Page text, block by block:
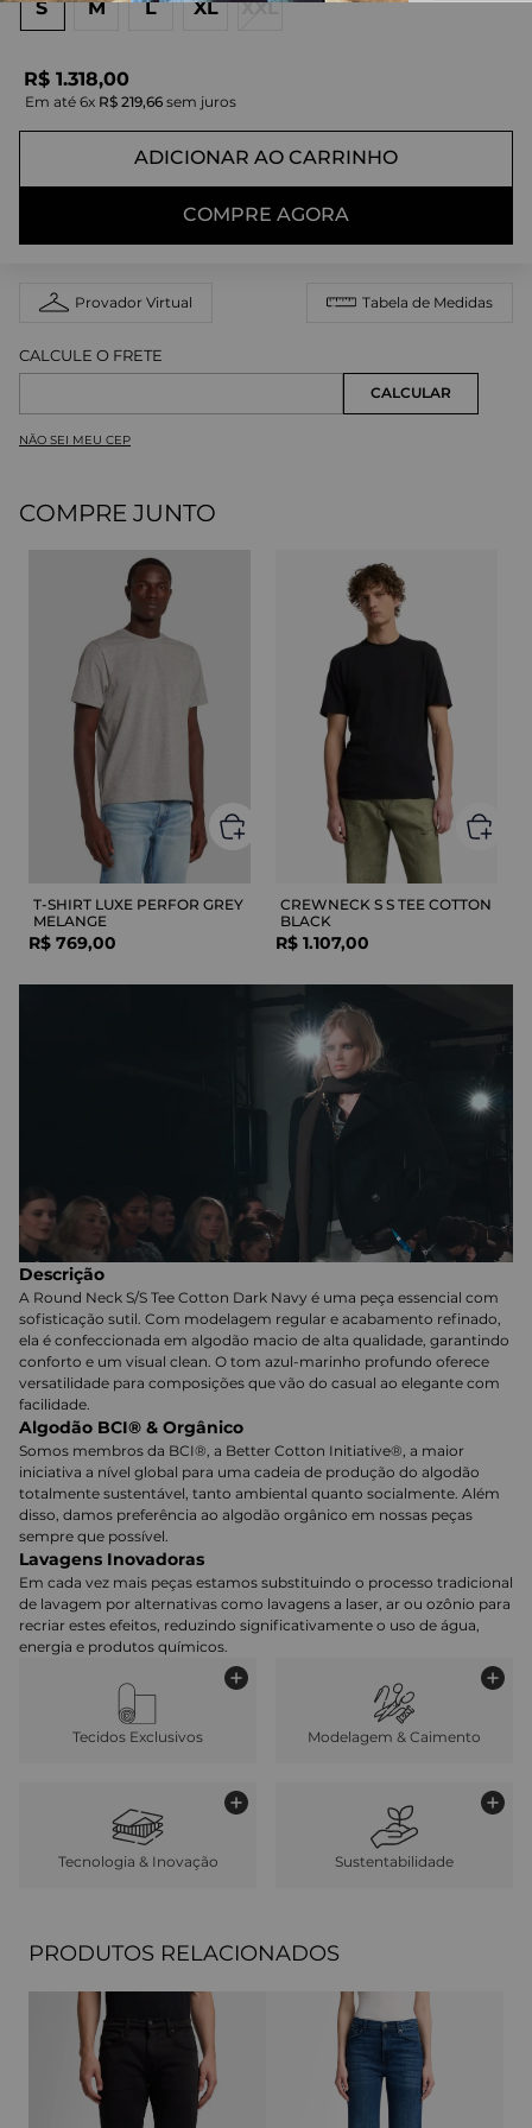
S M L XL XXL
R$ 1.318,00
Em até 6x R$ 219,66 sem juros
ADICIONAR AO CARRINHO
COMPRE AGORA
Provador Virtual Tabela de Medidas
NÃO SEI MEU CEP
COMPRE JUNTO
T-SHIRT LUXE PERFOR GREY
MELANGE
R$ 769,00
CREWNECK S S TEE COTTON
BLACK
R$ 1.107,00
Descrição
A Round Neck S/S Tee Cotton Dark Navy é uma peça essencial com
sofisticação sutil. Com modelagem regular e acabamento refinado,
ela é confeccionada em algodão macio de alta qualidade, garantindo
conforto e um visual clean. O tom azul-marinho profundo oferece
versatilidade para composições que vão do casual ao elegante com
facilidade.
Algodão BCI® & Orgânico
Somos membros da BCI®, a Better Cotton Initiative®, a maior
iniciativa a nível global para uma cadeia de produção do algodão
totalmente sustentável, tanto ambiental quanto socialmente. Além
disso, damos preferência ao algodão orgânico em nossas peças
sempre que possível.
Lavagens Inovadoras
Em cada vez mais peças estamos substituindo o processo tradicional
de lavagem por alternativas como lavagens a laser, ar ou ozônio para
recriar estes efeitos, reduzindo significativamente o uso de água,
energia e produtos químicos.
Tecidos Exclusivos Modelagem & Caimento
Tecnologia & Inovação Sustentabilidade
PRODUTOS RELACIONADOS